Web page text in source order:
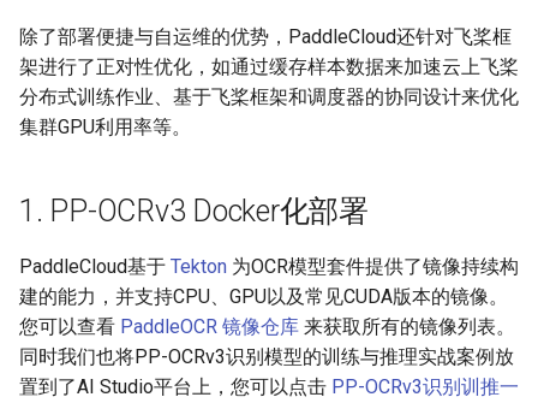
CPPD
SATRN
除了部署便捷与自运维的优势，PaddleCloud还针对飞桨框
架进行了正对性优化，如通过缓存样本数据来加速云上飞桨
分布式训练作业、基于飞桨框架和调度器的协同设计来优化
集群GPU利用率等。
1. PP-OCRv3 Docker化部署
PaddleCloud基于 Tekton 为OCR模型套件提供了镜像持续构
建的能力，并支持CPU、GPU以及常见CUDA版本的镜像。
您可以查看 PaddleOCR 镜像仓库 来获取所有的镜像列表。
同时我们也将PP-OCRv3识别模型的训练与推理实战案例放
置到了AI Studio平台上，您可以点击 PP-OCRv3识别训推一